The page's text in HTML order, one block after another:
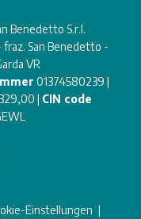
Benedetto S.r.l.
fraz. San Benedetto -
VR
01374580239 |
| CIN code
Einstellungen